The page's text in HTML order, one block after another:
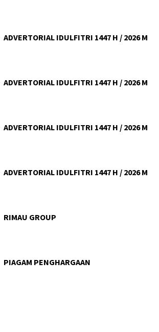
ADVERTORIAL IDULFITRI 1447 H / 2026 M
ADVERTORIAL IDULFITRI 1447 H / 2026 M
ADVERTORIAL IDULFITRI 1447 H / 2026 M
ADVERTORIAL IDULFITRI 1447 H / 2026 M
RIMAU GROUP
PIAGAM PENGHARGAAN